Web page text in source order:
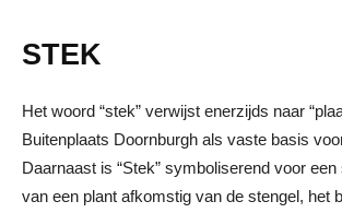
STEK
Het woord “stek” verwijst enerzijds naar
Buitenplaats Doornburgh als vaste basis
Daarnaast is “Stek” symboliserend voor
van een plant afkomstig van de stengel, het